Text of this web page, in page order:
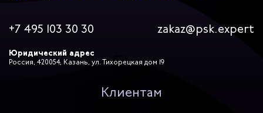
+7 495 103 30 30 zakaz@psk.expert
Юридический адрес
Россия, 420054, Казань, ул. Тихорецкая дом 19
Клиентам